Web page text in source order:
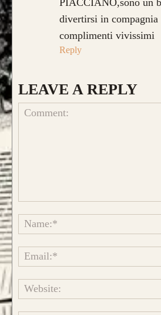
divertirsi in compagnia
complimenti vivissimi
Reply
LEAVE A REPLY